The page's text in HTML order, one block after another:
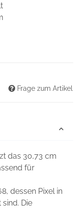
Frage zum Artikel
das 30,73 cm
für
dessen Pixel in
Die